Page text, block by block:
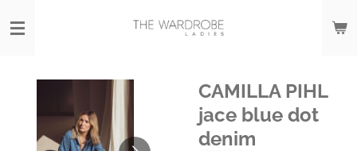
direct
CAMILLA PIHL
jace blue dot
denim